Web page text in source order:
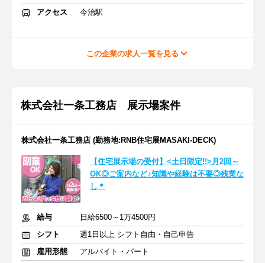
アクセス
今治駅
この企業の求人一覧を見る
株式会社一条工務店 展示場案件
株式会社一条工務店 (勤務地:RNB住宅展MASAKI-DECK)
【住宅展示場の受付】<土日限定!!>月2回～
OK◎ご案内など♪知識や経験は不要◎残業な
し＊
給与
日給6500～1万4500円
シフト
週1日以上 シフト自由・自己申告
雇用形態
アルバイト・パート